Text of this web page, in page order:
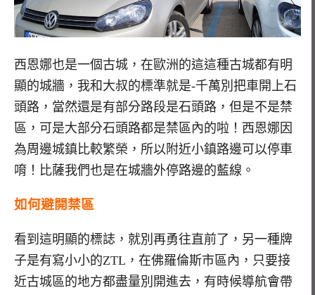
西恩娜也是一個古城，在歐洲的這這種古城都有明
顯的城牆，我和大叔的標準就是-千萬別把車開上石
頭路，當然還是有部分路段是石頭路，但是不是禁
區，可是大部分石頭路都是禁區內的啦！西恩娜因
為周邊城鎮比較繁榮，所以附近小鎮路邊可以停車
唷！比薩我們也是在城牆外停路邊的藍線。
如何避開禁區
看到這明顯的標誌，就別再勇往直前了，另一種牌
子是有寫小小的ZTL，在佛羅倫斯市區內，只要接
近古城區的地方都盡量別開進去，有時候導航會帶